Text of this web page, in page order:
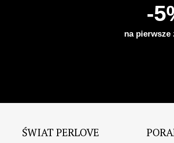
-
na pierwsze
ŚWIAT PERLOVE